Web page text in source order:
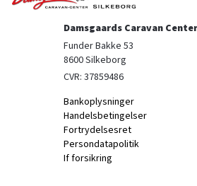
Damsgaards Caravan
Funder Bakke 53
8600 Silkeborg
CVR: 37859486
Bankoplysninger
Handelsbetingelser
Fortrydelsesret
Persondatapolitik
If forsikring